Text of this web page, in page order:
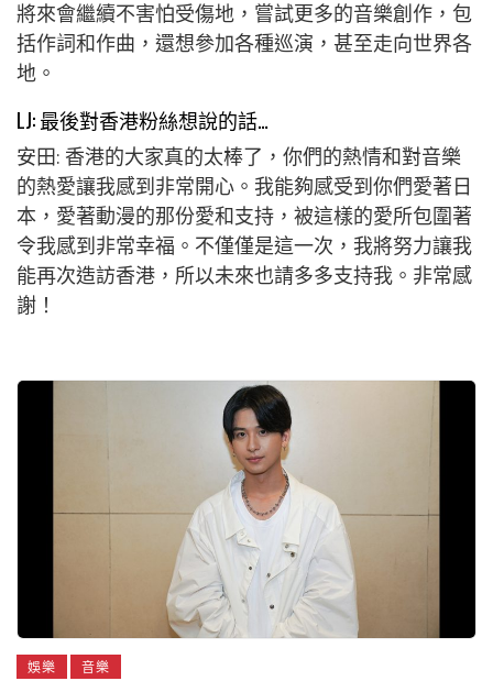
將來會繼續不害怕受傷地，嘗試更多的音樂創作，包
括作詞和作曲，還想參加各種巡演，甚至走向世界各
地。
LJ: 最後對香港粉絲想說的話…
安田: 香港的大家真的太棒了，你們的熱情和對音樂
的熱愛讓我感到非常開心。我能夠感受到你們愛著日
本，愛著動漫的那份愛和支持，被這樣的愛所包圍著
令我感到非常幸福。不僅僅是這一次，我將努力讓我
能再次造訪香港，所以未來也請多多支持我。非常感
謝！
娛樂 音樂